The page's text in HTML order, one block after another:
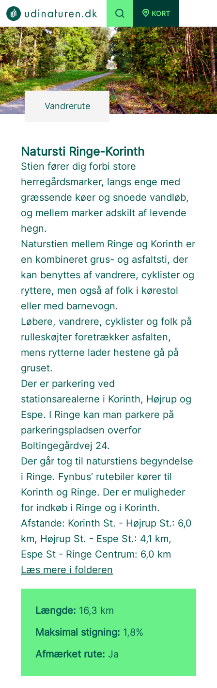
KORT
Vandrerute
Natursti Ringe-Korinth
Stien fører dig forbi store
herregårdsmarker, langs enge med
græssende køer og snoede vandløb,
og mellem marker adskilt af levende
hegn.
Naturstien mellem Ringe og Korinth er
en kombineret grus- og asfaltsti, der
kan benyttes af vandrere, cyklister og
ryttere, men også af folk i kørestol
eller med barnevogn.
Løbere, vandrere, cyklister og folk på
rulleskøjter foretrækker asfalten,
mens rytterne lader hestene gå på
gruset.
Der er parkering ved
stationsarealerne i Korinth, Højrup og
Espe. I Ringe kan man parkere på
parkeringspladsen overfor
Boltingegårdvej 24.
Der går tog til naturstiens begyndelse
i Ringe. Fynbus’ rutebiler kører til
Korinth og Ringe. Der er muligheder
for indkøb i Ringe og i Korinth.
Afstande: Korinth St. - Højrup St.: 6,0
km, Højrup St. - Espe St.: 4,1 km,
Espe St - Ringe Centrum: 6,0 km
Læs mere i folderen
Længde: 16,3 km
Maksimal stigning: 1,8%
Afmærket rute: Ja